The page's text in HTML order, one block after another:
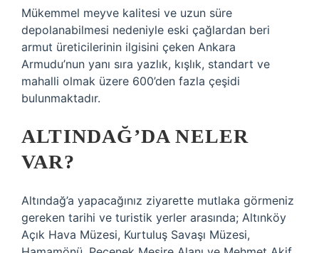
Mükemmel meyve kalitesi ve uzun süre
depolanabilmesi nedeniyle eski çağlardan beri
armut üreticilerinin ilgisini çeken Ankara
Armudu’nun yanı sıra yazlık, kışlık, standart ve
mahalli olmak üzere 600’den fazla çeşidi
bulunmaktadır.
ALTINDAĞ’DA NELER
VAR?
Altındağ’a yapacağınız ziyarette mutlaka görmeniz
gereken tarihi ve turistik yerler arasında; Altınköy
Açık Hava Müzesi, Kurtuluş Savaşı Müzesi,